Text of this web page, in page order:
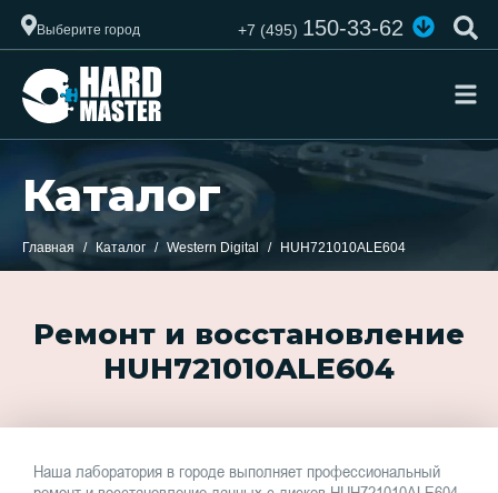
Выберите город +7 (495)150-33-62
Каталог
Главная Каталог Western Digital HUH721010ALE604
Ремонт и восстановление
HUH721010ALE604
Наша лаборатория в городе выполняет профессиональный